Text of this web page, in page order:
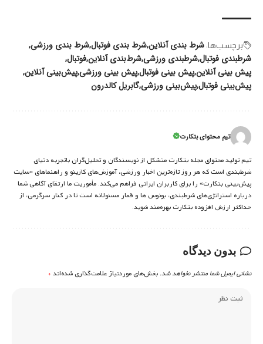
برچسب‌‌ها: شرط بندی آنلاینشرط بندی فوتبالشرط بندی ورزشی
شرطبندی فوتبالشرطبندی ورزشیشرط‌بندی آنلاینفوتبال
پیش بینی آنلاینپیش بینی فوتبالپیش بینی ورزشیپیش‌بینی آنلاین
پیش‌بینی فوتبالپیش‌بینی ورزشیگابریل کالدرون
تیم محتوای بتکارت
تیم تولید محتوای مجله بتکارت متشکل از نویسندگان و تحلیل‌گران باتجربه دنیای
شرط‌بندی است که هر روز تازه‌ترین اخبار ورزشی، آموزش‌های کازینو و راهنماهای «سایت
پیش‌بینی بتکارت» را برای کاربران ایرانی فراهم می‌کند. مأموریت ما ارتقای آگاهی شما
درباره استراتژی‌های شرطبندی، بونوس ها و قمار مسئولانه است تا در کنار سرگرمی، از
حداکثر ارزش افزوده بتکارت بهره‌مند شوید.
بدون دیدگاه
نشانی ایمیل شما منتشر نخواهد شد. بخش‌های موردنیاز علامت‌گذاری شده‌اند*